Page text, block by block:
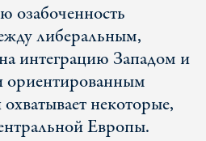
озабоченность
либеральным,
интеграцию Западом и
ориентированным
некоторые,
Европы.